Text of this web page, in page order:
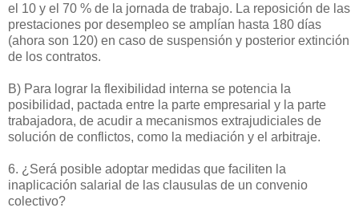
el 10 y el 70 % de la jornada de trabajo. La reposición de las
prestaciones por desempleo se amplían hasta 180 días
(ahora son 120) en caso de suspensión y posterior extinción
de los contratos.
B) Para lograr la flexibilidad interna se potencia la
posibilidad, pactada entre la parte empresarial y la parte
trabajadora, de acudir a mecanismos extrajudiciales de
solución de conflictos, como la mediación y el arbitraje.
6. ¿Será posible adoptar medidas que faciliten la
inaplicación salarial de las clausulas de un convenio
colectivo?